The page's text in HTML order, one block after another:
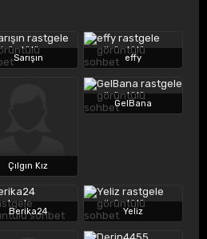
Sarışın effy
Çılgın Kız
GelBana
Berika24 Yeliz